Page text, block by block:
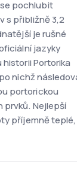
pochlubit
s přibližně 3,2
je rušné
jazyky
Portorika
nichž
portorickou
prvků. Nejlepší
příjemně teplé,